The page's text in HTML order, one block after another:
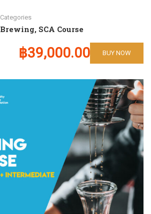
Categories
Brewing, SCA Course
฿39,000.00 BUY NOW